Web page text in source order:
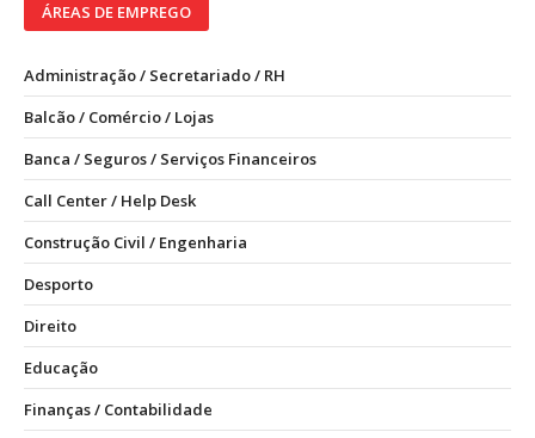
ÁREAS DE EMPREGO
Administração / Secretariado / RH
Balcão / Comércio / Lojas
Banca / Seguros / Serviços Financeiros
Call Center / Help Desk
Construção Civil / Engenharia
Desporto
Direito
Educação
Finanças / Contabilidade